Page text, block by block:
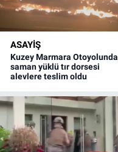
ASAYİŞ
Kuzey Marmara Otoyolunda
saman yüklü tır dorsesi
alevlere teslim oldu